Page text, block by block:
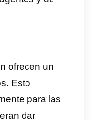
live chat o
call centers.
llamadas.